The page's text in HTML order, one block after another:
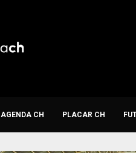
AGENDA CH PLACAR CH